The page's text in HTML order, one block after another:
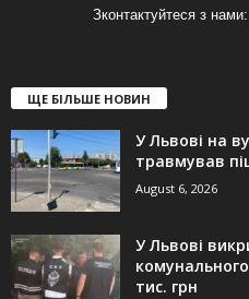
Зконтактуйтеся з нами:
ЩЕ БІЛЬШЕ НОВИН
У Львові на
травмував
August 6, 2026
У Львові
тис. грн